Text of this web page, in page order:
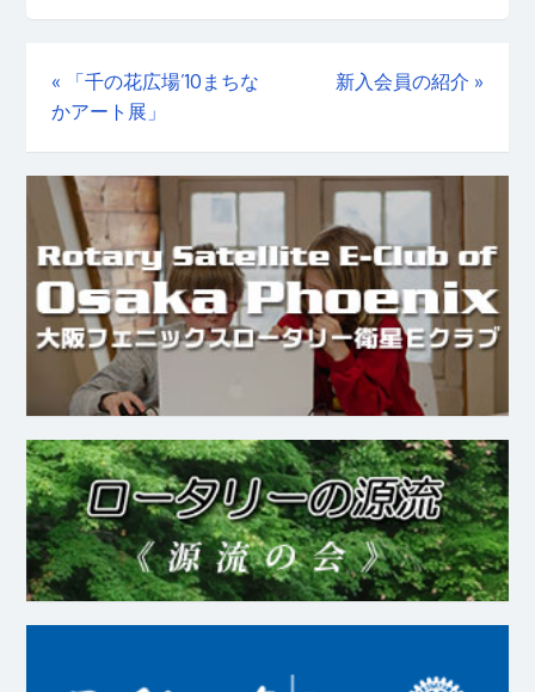
« 「千の花広場’10まちな
かアート展」
新入会員の紹介 »